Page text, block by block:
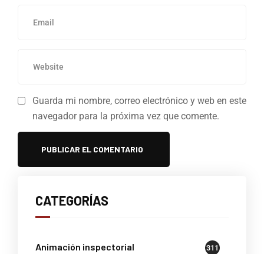
Guarda mi nombre, correo electrónico y web en este
navegador para la próxima vez que comente.
CATEGORÍAS
Animación inspectorial 311